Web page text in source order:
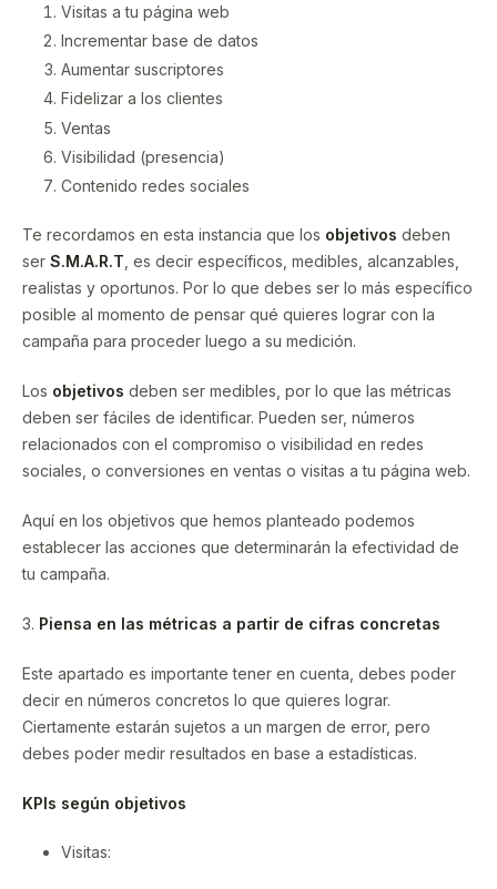
Visitas a tu página web
Incrementar base de datos
Aumentar suscriptores
Fidelizar a los clientes
Ventas
Visibilidad (presencia)
Contenido redes sociales
Te recordamos en esta instancia que los objetivos deben
ser S.M.A.R.T , es decir específicos, medibles, alcanzables,
realistas y oportunos. Por lo que debes ser lo más específico
posible al momento de pensar qué quieres lograr con la
campaña para proceder luego a su medición.
Los objetivos deben ser medibles, por lo que las métricas
deben ser fáciles de identificar. Pueden ser, números
relacionados con el compromiso o visibilidad en redes
sociales, o conversiones en ventas o visitas a tu página web.
Aquí en los objetivos que hemos planteado podemos
establecer las acciones que determinarán la efectividad de
tu campaña.
3. Piensa en las métricas a partir de cifras concretas
Este apartado es importante tener en cuenta, debes poder
decir en números concretos lo que quieres lograr.
Ciertamente estarán sujetos a un margen de error, pero
debes poder medir resultados en base a estadísticas.
KPIs según objetivos
Visitas: